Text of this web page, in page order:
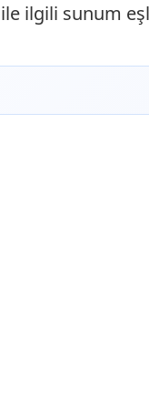
ilgili sunum